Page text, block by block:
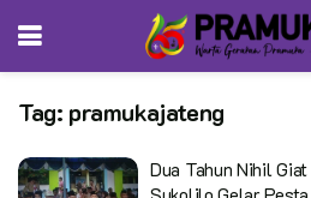
Tag: pramukajateng
Dua Tahun Nihil Giat